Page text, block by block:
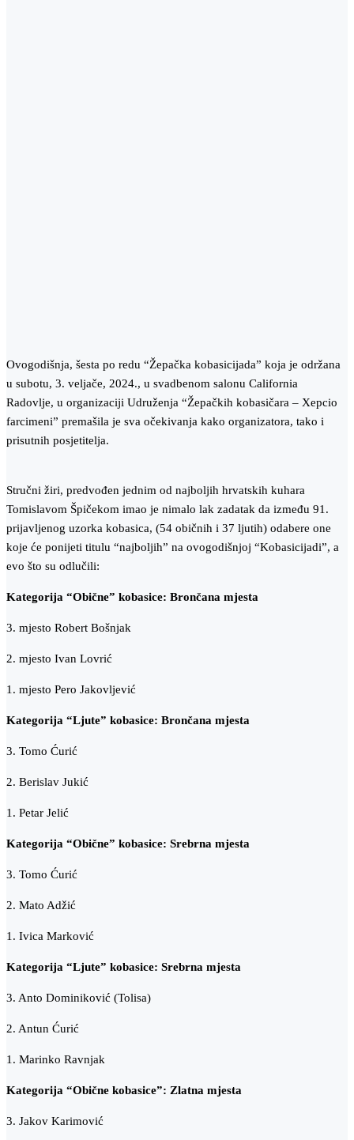
Ovogodišnja, šesta po redu “Žepačka kobasicijada” koja je održana
u subotu, 3. veljače, 2024., u svadbenom salonu California
Radovlje, u organizaciji Udruženja “Žepačkih kobasičara – Xepcio
farcimeni” premašila je sva očekivanja kako organizatora, tako i
prisutnih posjetitelja.
Stručni žiri, predvođen jednim od najboljih hrvatskih kuhara
Tomislavom Špičekom imao je nimalo lak zadatak da između 91.
prijavljenog uzorka kobasica, (54 običnih i 37 ljutih) odabere one
koje će ponijeti titulu “najboljih” na ovogodišnjoj “Kobasicijadi”, a
evo što su odlučili:
Kategorija “Obične” kobasice: Brončana mjesta
3. mjesto Robert Bošnjak
2. mjesto Ivan Lovrić
1. mjesto Pero Jakovljević
Kategorija “Ljute” kobasice: Brončana mjesta
3. Tomo Ćurić
2. Berislav Jukić
1. Petar Jelić
Kategorija “Obične” kobasice: Srebrna mjesta
3. Tomo Ćurić
2. Mato Adžić
1. Ivica Marković
Kategorija “Ljute” kobasice: Srebrna mjesta
3. Anto Dominiković (Tolisa)
2. Antun Ćurić
1. Marinko Ravnjak
Kategorija “Obične kobasice”: Zlatna mjesta
3. Jakov Karimović